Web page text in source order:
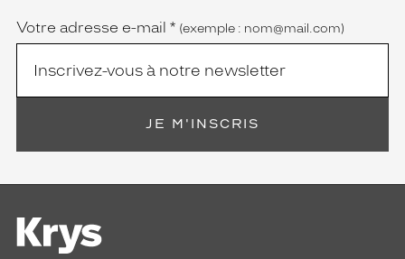
Votre adresse e-mail * (exemple : nom@mail.com)
JE M'INSCRIS